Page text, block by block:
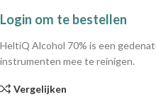
Login om te bestellen
HeltiQ Alcohol 70% is een
instrumenten mee te reinigen.
Vergelijken